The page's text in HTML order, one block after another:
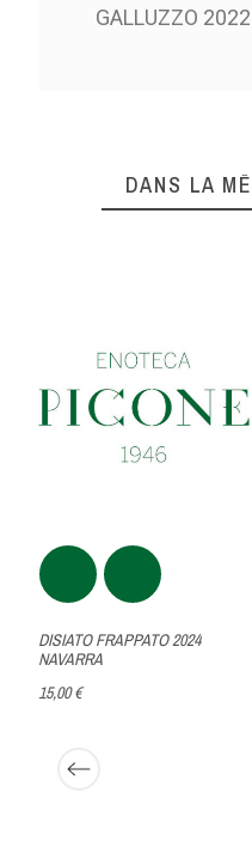
GALLUZZO
DANS LA
DISIATO FRAPPATO 2024
NAVARRA
15,00 €